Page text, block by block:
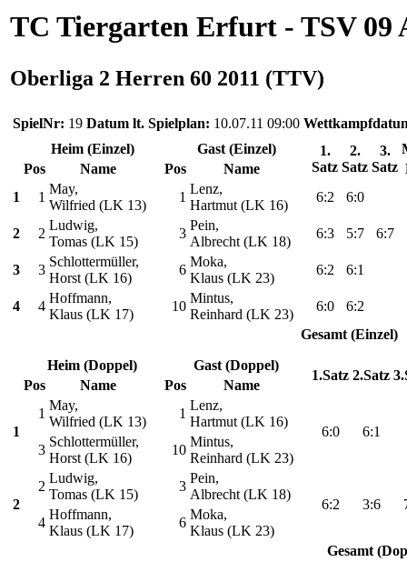
TC Tiergarten Erfurt - TSV 09
Oberliga 2 Herren 60 2011 (TTV)
SpielNr: 19 Datum lt. Spielplan: 10.07.11 09:00
Heim (Einzel)
Gast (Einzel)
1.
Satz
2.
Satz
3.
Satz
Pos
Name Pos Name
1
1
May,
Wilfried (LK 13)
1
Lenz,
Hartmut (LK 16)
6:2 6:0
2 2
Ludwig,
Tomas (LK 15)
3
Pein,
Albrecht (LK 18)
6:3 5:7 6:7
3 3
Schlottermüller,
Horst (LK 16)
6
Moka,
Klaus (LK 23)
6:2 6:1
4 4
Hoffmann,
Klaus (LK 17)
10
Mintus,
Reinhard (LK 23)
6:0
6:2
Gesamt (Einzel)
Heim (Doppel)
Gast (Doppel)
1.Satz 2.Satz
Pos Name Pos Name
1
1
May,
Wilfried (LK 13)
1
Lenz,
Hartmut (LK 16)
6:0
6:1
3
Schlottermüller,
Horst (LK 16)
10
Mintus,
Reinhard (LK 23)
2
2
Ludwig,
Tomas (LK 15)
3
Pein,
Albrecht (LK 18)
6:2 3:6
4
Hoffmann,
Klaus (LK 17)
6
Moka,
Klaus (LK 23)
Gesamt